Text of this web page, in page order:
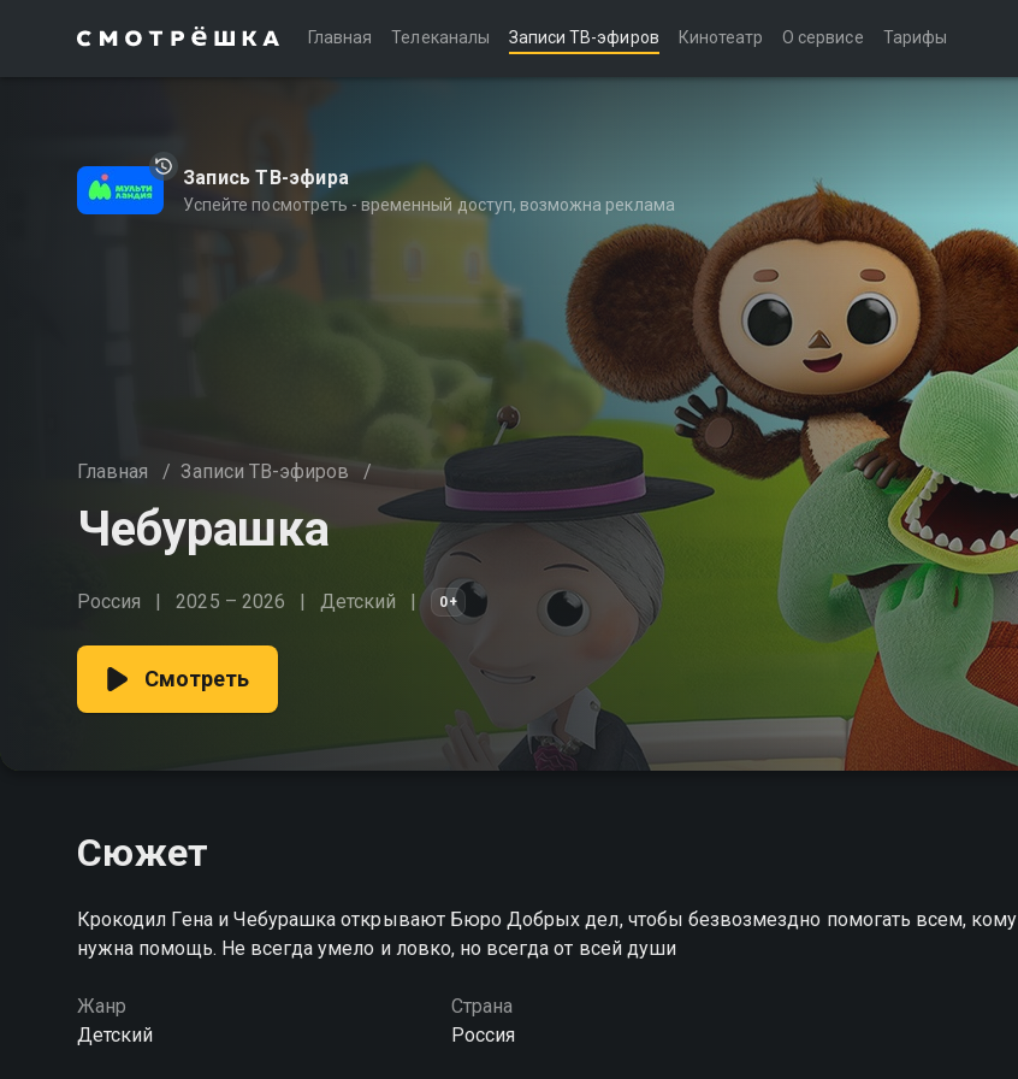
Главная Телеканалы Записи ТВ-эфиров Кинотеатр О сервисе Тарифы
Запись ТВ-эфира
Успейте посмотреть - временный доступ, возможна реклама
Главная / Записи ТВ-эфиров /
Чебурашка
Россия 2025 – 2026 Детский 0+
Смотреть
Сюжет
Крокодил Гена и Чебурашка открывают Бюро Добрых дел, чтобы безвозмездно помогать всем, кому
нужна помощь. Не всегда умело и ловко, но всегда от всей души
Жанр
Детский
Страна
Россия